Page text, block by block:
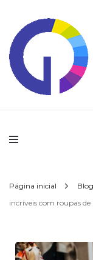
Página inicial
incríveis com roupas de